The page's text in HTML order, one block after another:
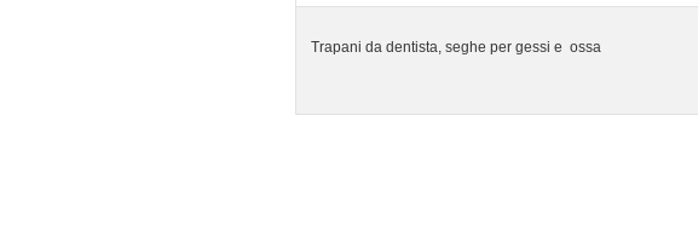
Trapani da dentista, seghe per gessi e ossa